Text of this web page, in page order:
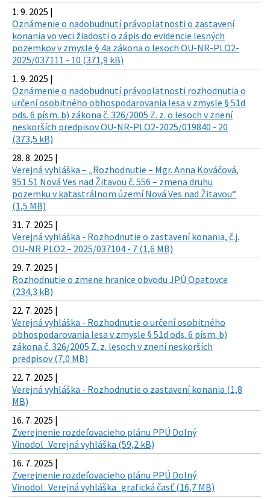
1. 9. 2025 |
Oznámenie o nadobudnutí právoplatnosti o zastavení
konania vo veci žiadosti o zápis do evidencie lesných
pozemkov v zmysle § 4a zákona o lesoch OU-NR-PLO2-
2025/037111 - 10 (371,9 kB)
1. 9. 2025 |
Oznámenie o nadobudnutí právoplatnosti rozhodnutia o
určení osobitného obhospodarovania lesa v zmysle § 51d
ods. 6 písm. b) zákona č. 326/2005 Z. z. o lesoch v znení
neskorších predpisov OU-NR-PLO2-2025/019840 - 20
(373,5 kB)
28. 8. 2025 |
Verejná vyhláška – „Rozhodnutie – Mgr. Anna Kováčová,
951 51 Nová Ves nad Žitavou č. 556 – zmena druhu
pozemku v katastrálnom území Nová Ves nad Žitavou“
(1,5 MB)
31. 7. 2025 |
Verejná vyhláška - Rozhodnutie o zastavení konania, č.j.
OU-NR PLO2 – 2025/037104 - 7 (1,6 MB)
29. 7. 2025 |
Rozhodnutie o zmene hranice obvodu JPÚ Opatovce
(234,3 kB)
22. 7. 2025 |
Verejná vyhláška - Rozhodnutie o určení osobitného
obhospodarovania lesa v zmysle § 51d ods. 6 písm. b)
zákona č. 326/2005 Z. z. lesoch v znení neskorších
predpisov (7,0 MB)
22. 7. 2025 |
Verejná vyhláška - Rozhodnutie o zastavení konania (1,8
MB)
16. 7. 2025 |
Zverejnenie rozdeľovacieho plánu PPÚ Dolný
Vinodol_Verejná vyhláška (59,2 kB)
16. 7. 2025 |
Zverejnenie rozdeľovacieho plánu PPÚ Dolný
Vinodol_Verejná vyhláška_grafická časť (16,7 MB)